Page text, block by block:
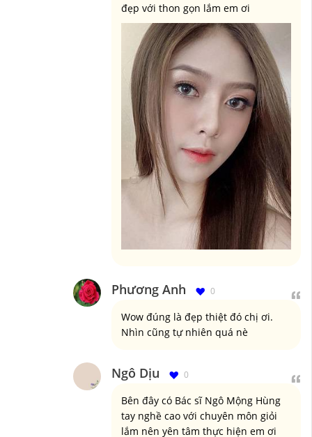
đẹp với thon gọn lắm em ơi
Phương Anh 0
Wow đúng là đẹp thiệt đó chị ơi.
Nhìn cũng tự nhiên quá nè
Ngô Dịu 0
Bên đây có Bác sĩ Ngô Mộng Hùng
tay nghề cao với chuyên môn giỏi
lắm nên yên tâm thực hiện em ơi